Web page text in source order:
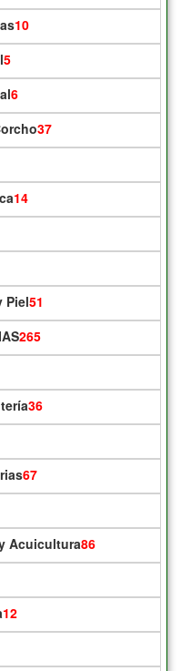
10
5
6
37
14
Piel51
265
36
67
Acuicultura86
12